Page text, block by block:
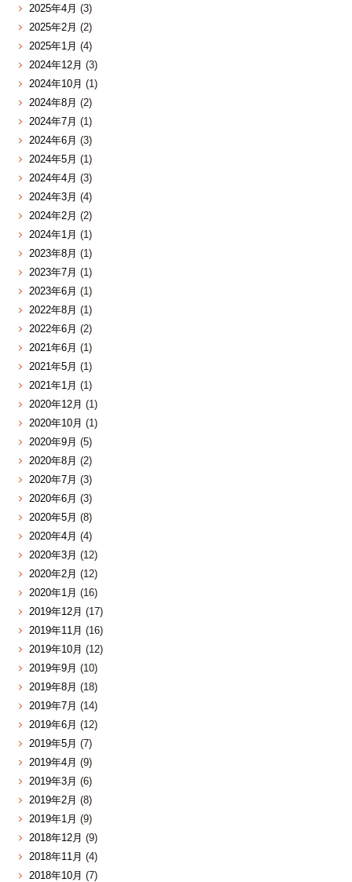
2025年4月 (3)
2025年2月 (2)
2025年1月 (4)
2024年12月 (3)
2024年10月 (1)
2024年8月 (2)
2024年7月 (1)
2024年6月 (3)
2024年5月 (1)
2024年4月 (3)
2024年3月 (4)
2024年2月 (2)
2024年1月 (1)
2023年8月 (1)
2023年7月 (1)
2023年6月 (1)
2022年8月 (1)
2022年6月 (2)
2021年6月 (1)
2021年5月 (1)
2021年1月 (1)
2020年12月 (1)
2020年10月 (1)
2020年9月 (5)
2020年8月 (2)
2020年7月 (3)
2020年6月 (3)
2020年5月 (8)
2020年4月 (4)
2020年3月 (12)
2020年2月 (12)
2020年1月 (16)
2019年12月 (17)
2019年11月 (16)
2019年10月 (12)
2019年9月 (10)
2019年8月 (18)
2019年7月 (14)
2019年6月 (12)
2019年5月 (7)
2019年4月 (9)
2019年3月 (6)
2019年2月 (8)
2019年1月 (9)
2018年12月 (9)
2018年11月 (4)
2018年10月 (7)